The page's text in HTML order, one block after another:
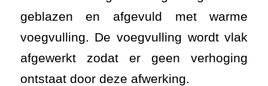
geblazen en afgevuld met warme
voegvulling. De voegvulling wordt vlak
afgewerkt zodat er geen verhoging
ontstaat door deze afwerking.